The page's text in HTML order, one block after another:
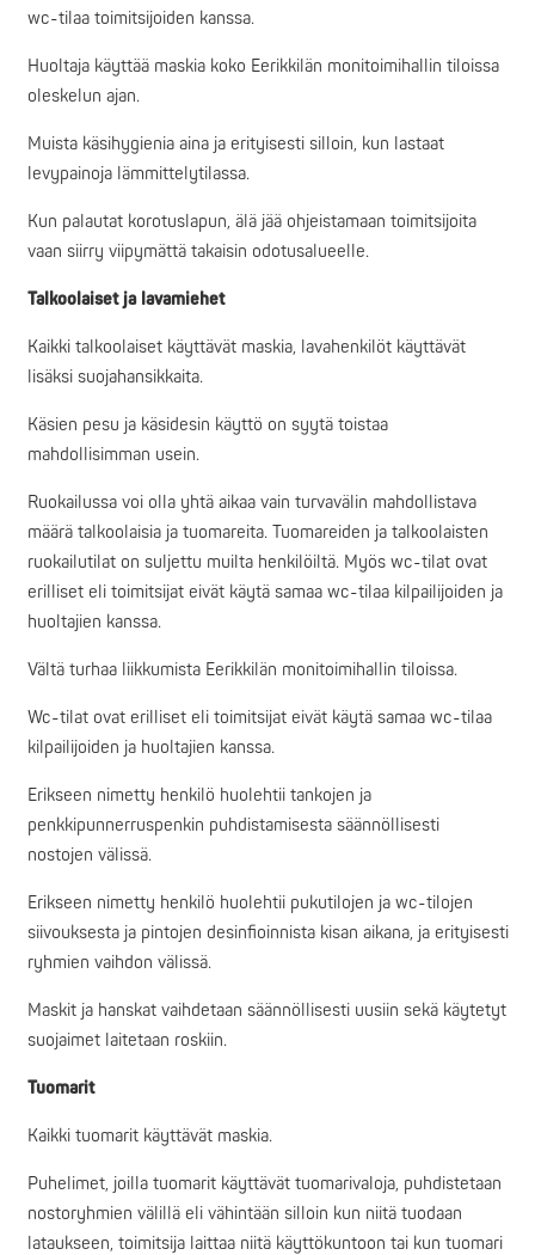
wc-tilaa toimitsijoiden kanssa.
Huoltaja käyttää maskia koko Eerikkilän monitoimihallin tiloissa
oleskelun ajan.
Muista käsihygienia aina ja erityisesti silloin, kun lastaat
levypainoja lämmittelytilassa.
Kun palautat korotuslapun, älä jää ohjeistamaan toimitsijoita
vaan siirry viipymättä takaisin odotusalueelle.
Talkoolaiset ja lavamiehet
Kaikki talkoolaiset käyttävät maskia, lavahenkilöt käyttävät
lisäksi suojahansikkaita.
Käsien pesu ja käsidesin käyttö on syytä toistaa
mahdollisimman usein.
Ruokailussa voi olla yhtä aikaa vain turvavälin mahdollistava
määrä talkoolaisia ja tuomareita. Tuomareiden ja talkoolaisten
ruokailutilat on suljettu muilta henkilöiltä. Myös wc-tilat ovat
erilliset eli toimitsijat eivät käytä samaa wc-tilaa kilpailijoiden ja
huoltajien kanssa.
Vältä turhaa liikkumista Eerikkilän monitoimihallin tiloissa.
Wc-tilat ovat erilliset eli toimitsijat eivät käytä samaa wc-tilaa
kilpailijoiden ja huoltajien kanssa.
Erikseen nimetty henkilö huolehtii tankojen ja
penkkipunnerruspenkin puhdistamisesta säännöllisesti
nostojen välissä.
Erikseen nimetty henkilö huolehtii pukutilojen ja wc-tilojen
siivouksesta ja pintojen desinfioinnista kisan aikana, ja erityisesti
ryhmien vaihdon välissä.
Maskit ja hanskat vaihdetaan säännöllisesti uusiin sekä käytetyt
suojaimet laitetaan roskiin.
Tuomarit
Kaikki tuomarit käyttävät maskia.
Puhelimet, joilla tuomarit käyttävät tuomarivaloja, puhdistetaan
nostoryhmien välillä eli vähintään silloin kun niitä tuodaan
lataukseen, toimitsija laittaa niitä käyttökuntoon tai kun tuomari